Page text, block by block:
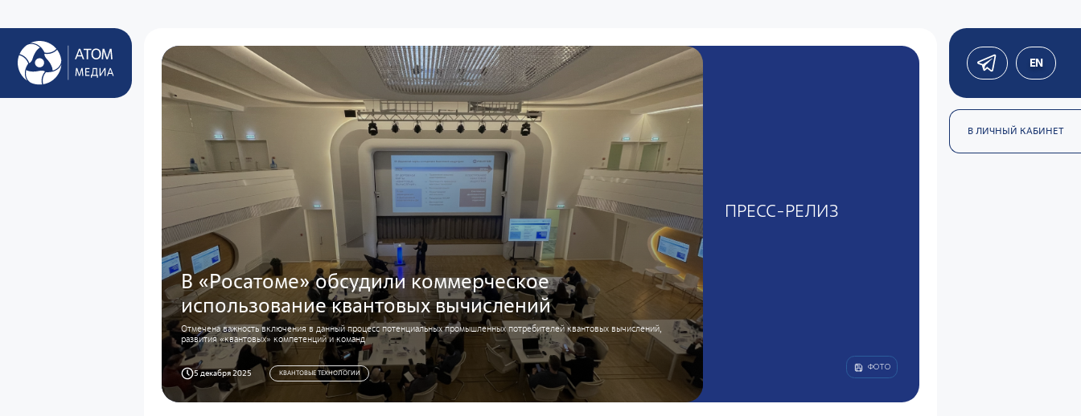
EN
В ЛИЧНЫЙ КАБИНЕТ
В «Росатоме» обсудили коммерческое
использование квантовых вычислений
Отмечена важность включения в данный процесс потенциальных промышленных потребителей квантовых вычислений,
развития «квантовых» компетенций и команд
5 декабря 2025 КВАНТОВЫЕ ТЕХНОЛОГИИ
ПРЕСС-РЕЛИЗ
ФОТО